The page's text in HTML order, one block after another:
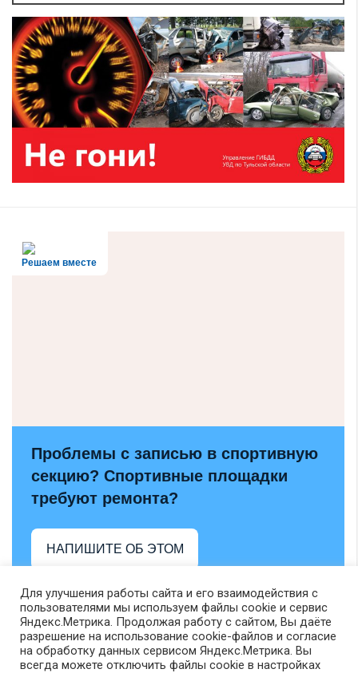
Решаем вместе
Проблемы с записью в спортивную
секцию? Спортивные площадки
требуют ремонта?
НАПИШИТЕ ОБ ЭТОМ
Для улучшения работы сайта и его взаимодействия с
пользователями мы используем файлы cookie и сервис
Яндекс.Метрика. Продолжая работу с сайтом, Вы даёте
разрешение на использование cookie-файлов и согласие
на обработку данных сервисом Яндекс.Метрика. Вы
всегда можете отключить файлы cookie в настройках